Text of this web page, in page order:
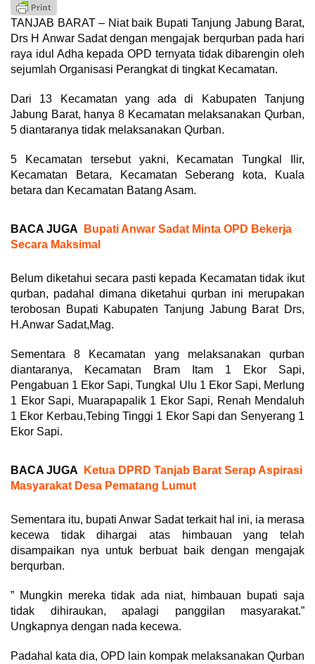
TANJAB BARAT – Niat baik Bupati Tanjung Jabung Barat,
Drs H Anwar Sadat dengan mengajak berqurban pada hari
raya idul Adha kepada OPD ternyata tidak dibarengin oleh
sejumlah Organisasi Perangkat di tingkat Kecamatan.
Dari 13 Kecamatan yang ada di Kabupaten Tanjung
Jabung Barat, hanya 8 Kecamatan melaksanakan Qurban,
5 diantaranya tidak melaksanakan Qurban.
5 Kecamatan tersebut yakni, Kecamatan Tungkal Ilir,
Kecamatan Betara, Kecamatan Seberang kota, Kuala
betara dan Kecamatan Batang Asam.
BACA JUGA
Bupati Anwar Sadat Minta OPD Bekerja
Secara Maksimal
Belum diketahui secara pasti kepada Kecamatan tidak ikut
qurban, padahal dimana diketahui qurban ini merupakan
terobosan Bupati Kabupaten Tanjung Jabung Barat Drs,
H.Anwar Sadat,Mag.
Sementara 8 Kecamatan yang melaksanakan qurban
diantaranya, Kecamatan Bram Itam 1 Ekor Sapi,
Pengabuan 1 Ekor Sapi, Tungkal Ulu 1 Ekor Sapi, Merlung
1 Ekor Sapi, Muarapapalik 1 Ekor Sapi, Renah Mendaluh
1 Ekor Kerbau,Tebing Tinggi 1 Ekor Sapi dan Senyerang 1
Ekor Sapi.
BACA JUGA
Ketua DPRD Tanjab Barat Serap Aspirasi
Masyarakat Desa Pematang Lumut
Sementara itu, bupati Anwar Sadat terkait hal ini, ia merasa
kecewa tidak dihargai atas himbauan yang telah
disampaikan nya untuk berbuat baik dengan mengajak
berqurban.
” Mungkin mereka tidak ada niat, himbauan bupati saja
tidak dihiraukan, apalagi panggilan masyarakat.”
Ungkapnya dengan nada kecewa.
Padahal kata dia, OPD lain kompak melaksanakan Qurban